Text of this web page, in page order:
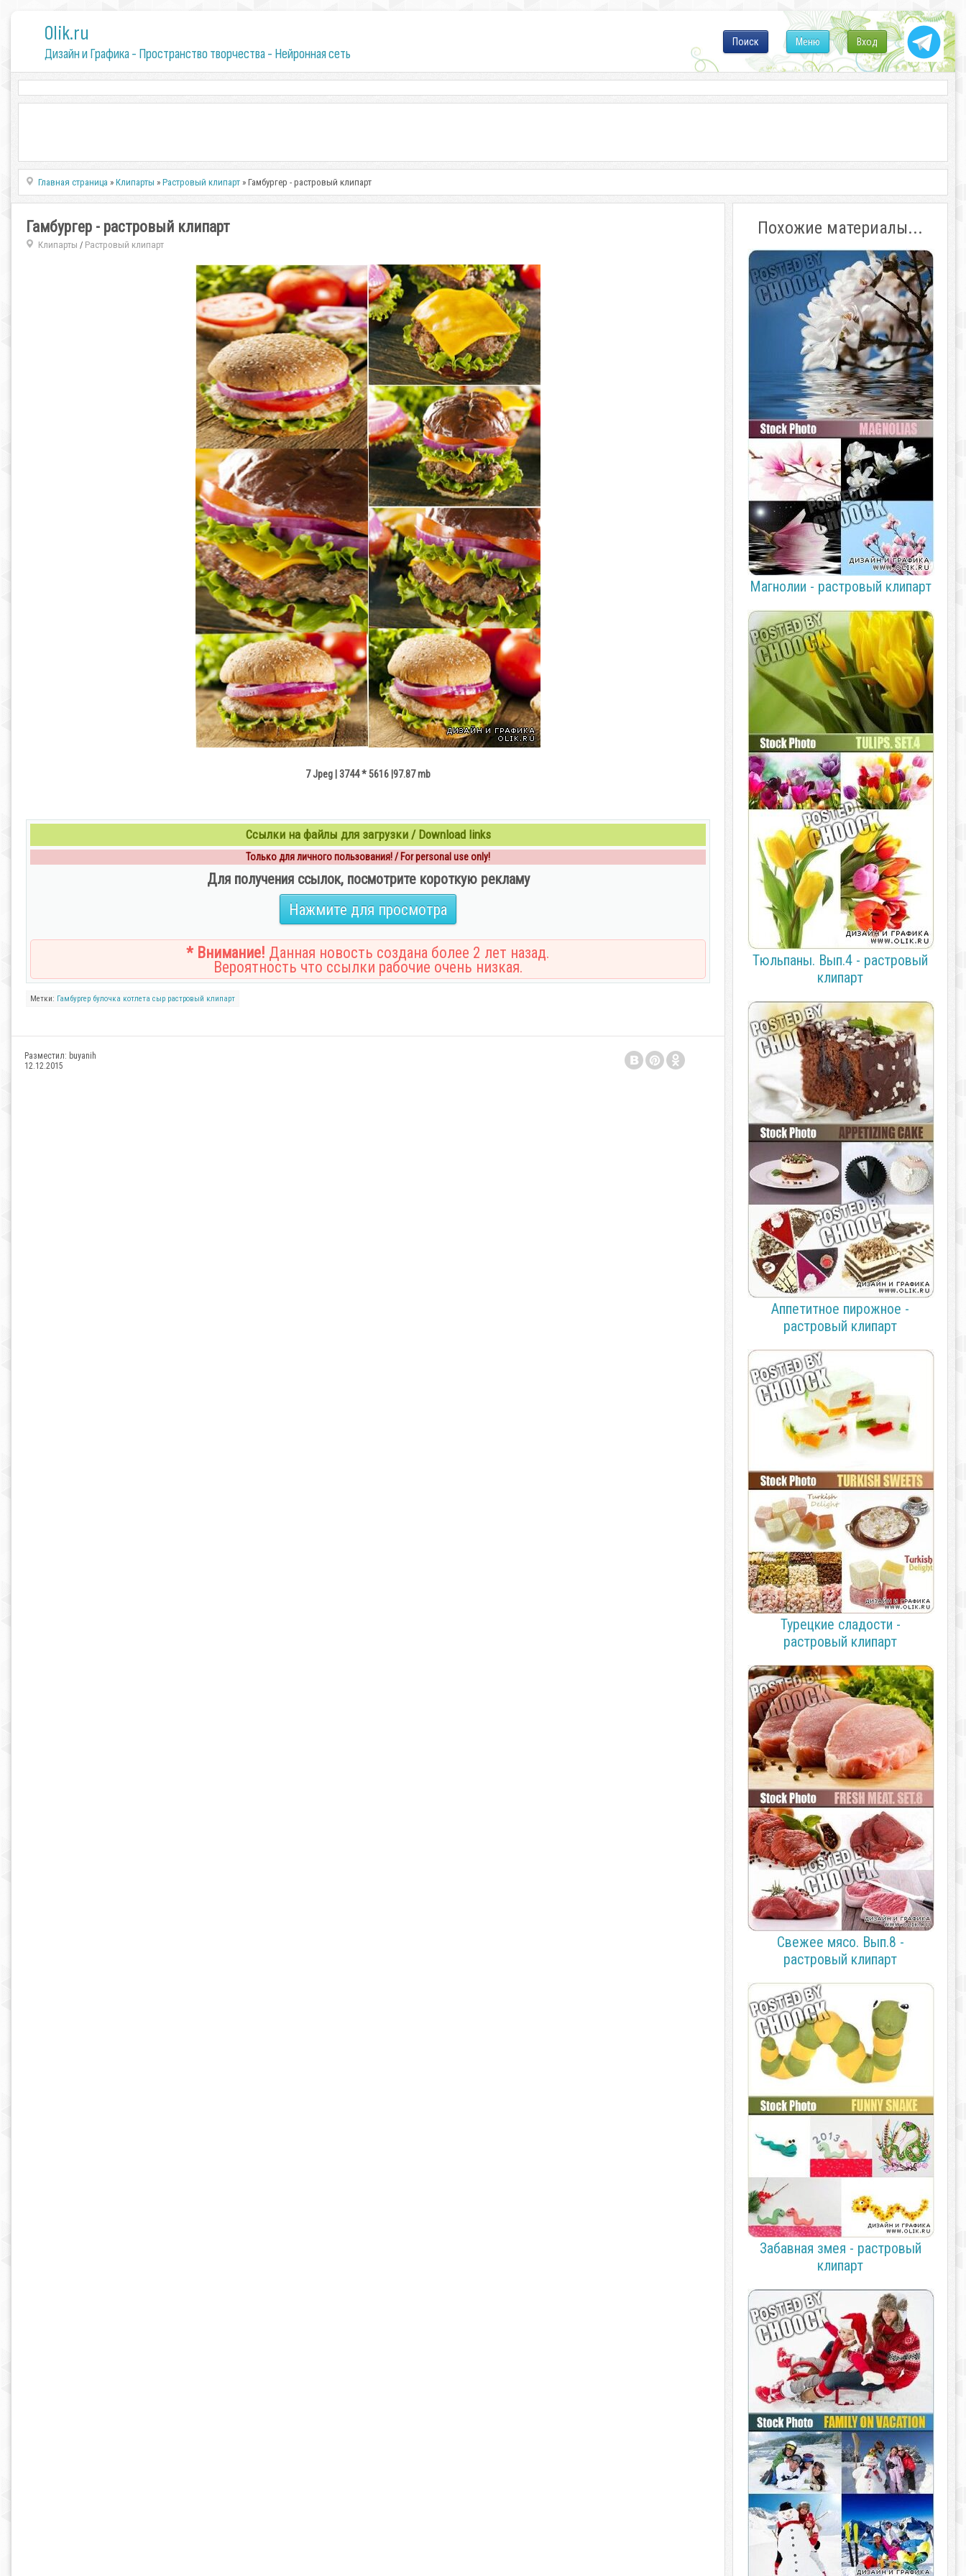
0lik.ru
Дизайн и Графика - Пространство творчества - Нейронная сеть
Вход
Меню
Поиск
Главная страница »Клипарты »Растровый клипарт » Гамбургер - растровый клипарт
Гамбургер - растровый клипарт
Клипарты / Растровый клипарт
7 Jpeg | 3744 * 5616 |97.87 mb
Ссылки на файлы для загрузки / Download links
Только для личного пользования! / For personal use only!
Для получения ссылок, посмотрите короткую рекламу
Нажмите для просмотра
* Внимание! Данная новость создана более 2 лет назад.
Вероятность что ссылки рабочие очень низкая.
Метки: Гамбургер булочка котлета сыр растровый клипарт
Разместил: buyanih
12.12.2015
Похожие материалы...
Магнолии - растровый клипарт
Тюльпаны. Вып.4 - растровый
клипарт
Аппетитное пирожное -
растровый клипарт
Турецкие сладости -
растровый клипарт
Свежее мясо. Вып.8 -
растровый клипарт
Забавная змея - растровый
клипарт